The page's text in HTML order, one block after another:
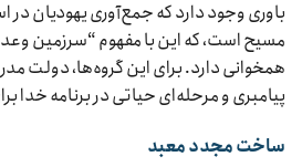
باوری وجود دارد که جمع‌آوری یهودیان در
مسیح است، که این با مفهوم “سرزمین
همخوانی دارد. برای این گروه‌ها، دولت
پیامبری و مرحله‌ای حیاتی در برنامه خدا
ساخت مجدد معبد